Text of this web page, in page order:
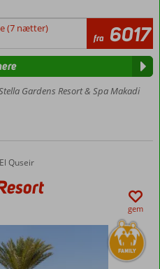
(7 nætter)
fra 6017
Gardens Resort & Spa Makadi
El Quseir
gem